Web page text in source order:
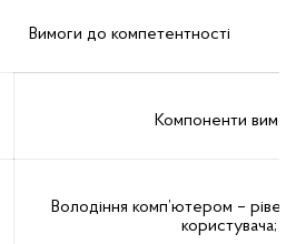
Вимоги до компетентності
Компоненти
Володіння комп’ютером –
користувача;